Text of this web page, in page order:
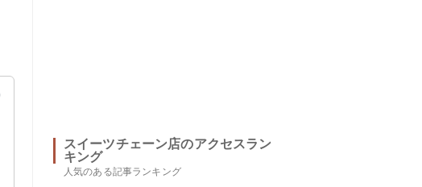
スイーツチェーン店のアクセスラン
キング
人気のある記事ランキング